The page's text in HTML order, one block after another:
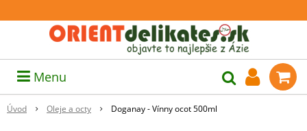
Menu
Úvod Oleje a octy Doganay - Vínny ocot 500ml